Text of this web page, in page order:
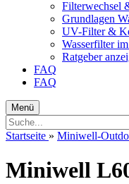
Filterwechsel
Grundlagen
UV-Filter &
Wasserfilter
Ratgeber
FAQ
FAQ
Menü
Startseite » Miniwell-
Miniwell